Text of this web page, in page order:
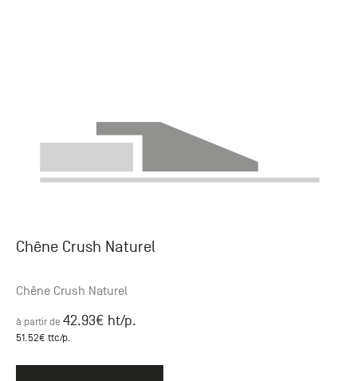
Chêne Crush Naturel
Chêne Crush Naturel
à partir de 42.93€ ht/p.
51.52€ ttc/p.